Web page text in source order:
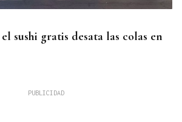
el sushi gratis desata las colas en